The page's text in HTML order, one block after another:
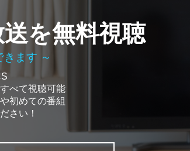
を無料視聴
きます ～
べて視聴可能
初めての番組
さい！